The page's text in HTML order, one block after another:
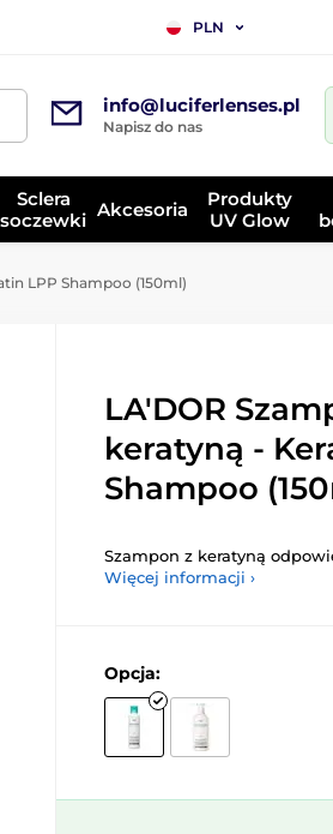
PLN
info@luciferlenses.pl
Napisz do nas
Sclera
soczewki Akcesoria
Produkty
UV Glow
LPP Shampoo (150ml)
LA'DOR
keratyną -
Shampoo
Szampon z keratyną
Więcej informacji ›
Opcja: